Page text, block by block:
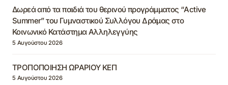
Δωρεά από τα παιδιά του θερινού προγράμματος “Active
Summer” του Γυμναστικού Συλλόγου Δράμας στο
Κοινωνικό Κατάστημα Αλληλεγγύης
5 Αυγούστου 2026
ΤΡΟΠΟΠΟΙΗΣΗ ΩΡΑΡΙΟΥ ΚΕΠ
5 Αυγούστου 2026